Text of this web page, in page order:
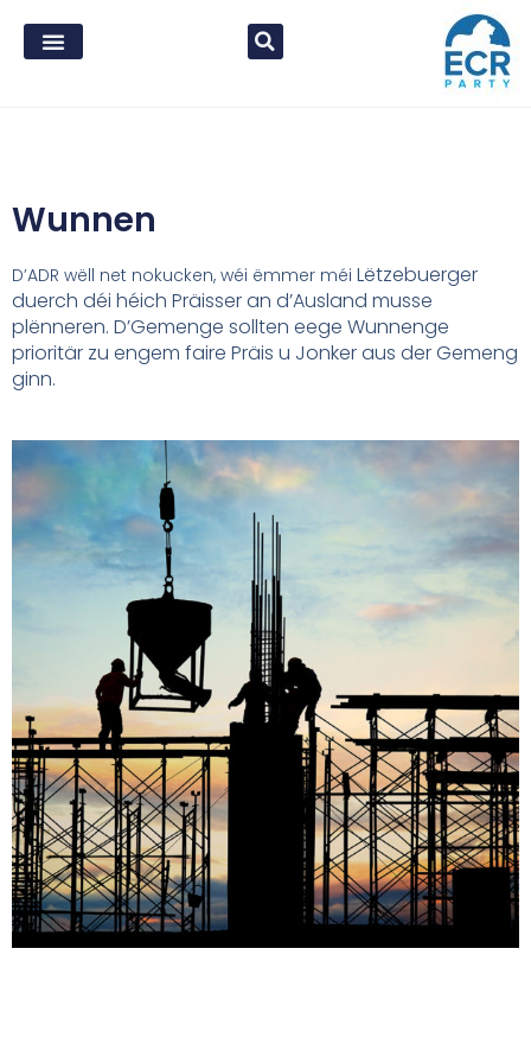
Wunnen
D’ADR wëll net nokucken, wéi ëmmer méi Lëtzebuerger
duerch déi héich Präisser an d’Ausland musse
plënneren. D’Gemenge sollten eege Wunnenge
prioritär zu engem faire Präis u Jonker aus der Gemeng
ginn.